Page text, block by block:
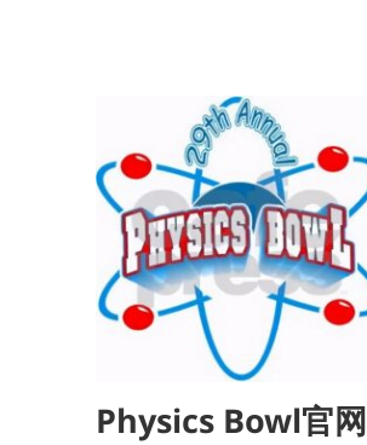
Physics Bowl官网